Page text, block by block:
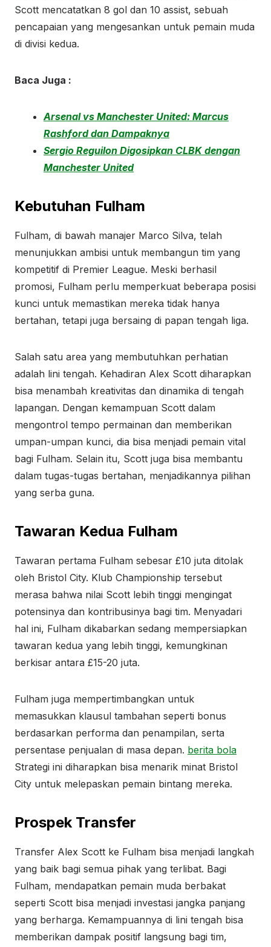
Scott mencatatkan 8 gol dan 10 assist, sebuah
pencapaian yang mengesankan untuk pemain muda
di divisi kedua.
Baca Juga :
Arsenal vs Manchester United: Marcus
Rashford dan Dampaknya
Sergio Reguilon Digosipkan CLBK dengan
Manchester United
Kebutuhan Fulham
Fulham, di bawah manajer Marco Silva, telah
menunjukkan ambisi untuk membangun tim yang
kompetitif di Premier League. Meski berhasil
promosi, Fulham perlu memperkuat beberapa posisi
kunci untuk memastikan mereka tidak hanya
bertahan, tetapi juga bersaing di papan tengah liga.
Salah satu area yang membutuhkan perhatian
adalah lini tengah. Kehadiran Alex Scott diharapkan
bisa menambah kreativitas dan dinamika di tengah
lapangan. Dengan kemampuan Scott dalam
mengontrol tempo permainan dan memberikan
umpan-umpan kunci, dia bisa menjadi pemain vital
bagi Fulham. Selain itu, Scott juga bisa membantu
dalam tugas-tugas bertahan, menjadikannya pilihan
yang serba guna.
Tawaran Kedua Fulham
Tawaran pertama Fulham sebesar £10 juta ditolak
oleh Bristol City. Klub Championship tersebut
merasa bahwa nilai Scott lebih tinggi mengingat
potensinya dan kontribusinya bagi tim. Menyadari
hal ini, Fulham dikabarkan sedang mempersiapkan
tawaran kedua yang lebih tinggi, kemungkinan
berkisar antara £15-20 juta.
Fulham juga mempertimbangkan untuk
memasukkan klausul tambahan seperti bonus
berdasarkan performa dan penampilan, serta
persentase penjualan di masa depan. berita bola
Strategi ini diharapkan bisa menarik minat Bristol
City untuk melepaskan pemain bintang mereka.
Prospek Transfer
Transfer Alex Scott ke Fulham bisa menjadi langkah
yang baik bagi semua pihak yang terlibat. Bagi
Fulham, mendapatkan pemain muda berbakat
seperti Scott bisa menjadi investasi jangka panjang
yang berharga. Kemampuannya di lini tengah bisa
memberikan dampak positif langsung bagi tim,